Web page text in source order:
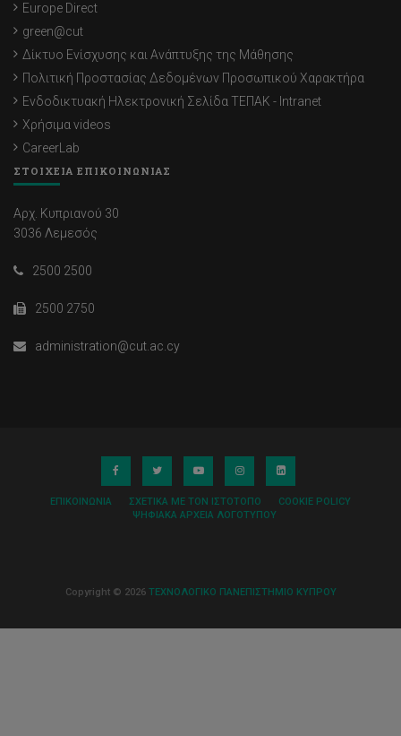
Europe Direct
green@cut
Δίκτυο Ενίσχυσης και Ανάπτυξης της Μάθησης
Πολιτική Προστασίας Δεδομένων Προσωπικού Χαρακτήρα
Ενδοδικτυακή Ηλεκτρονική Σελίδα ΤΕΠΑΚ - Intranet
Χρήσιμα videos
CareerLab
ΣΤΟΙΧΕΙΑ ΕΠΙΚΟΙΝΩΝΙΑΣ
Αρχ. Κυπριανού 30
3036 Λεμεσός
2500 2500
2500 2750
administration@cut.ac.cy
ΕΠΙΚΟΙΝΩΝΊΑ ΣΧΕΤΙΚΆ ΜΕ ΤΟΝ ΙΣΤΌΤΟΠΟ
COOKIE POLICY
ΨΗΦΙΑΚΆ ΑΡΧΕΊΑ ΛΟΓΌΤΥΠΟΥ
Copyright © 2026 ΤΕΧΝΟΛΟΓΙΚΟ ΠΑΝΕΠΙΣΤΗΜΙΟ ΚΥΠΡΟΥ